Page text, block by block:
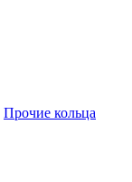
Прочие кольца